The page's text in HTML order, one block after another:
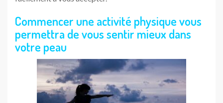
Commencer une activité physique vous
permettra de vous sentir mieux dans
votre peau